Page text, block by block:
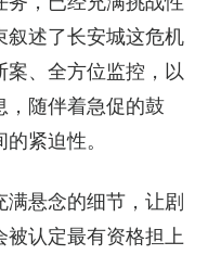
叙述了长安城这危机
案、全方位监控，以
，随伴着急促的鼓
紧迫性。
满悬念的细节，让剧
认定最有资格担上